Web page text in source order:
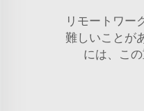
リモートワー
難しいことが
には、こ